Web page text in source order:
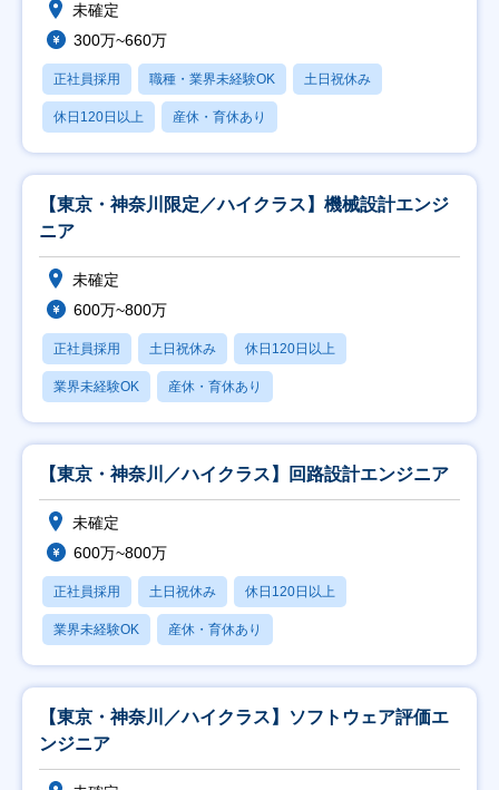
未確定
300万~660万
正社員採用 職種・業界未経験OK 土日祝休み
休日120日以上 産休・育休あり
【東京・神奈川限定／ハイクラス】機械設計エンジ
ニア
未確定
600万~800万
正社員採用 土日祝休み 休日120日以上
業界未経験OK 産休・育休あり
【東京・神奈川／ハイクラス】回路設計エンジニア
未確定
600万~800万
正社員採用 土日祝休み 休日120日以上
業界未経験OK 産休・育休あり
【東京・神奈川／ハイクラス】ソフトウェア評価エ
ンジニア